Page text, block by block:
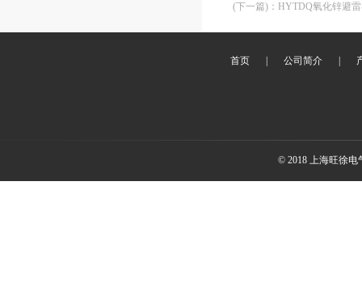
(下一篇) ： HYTDQ氧化锌避
首页 公司简介
© 2018 上海旺徐